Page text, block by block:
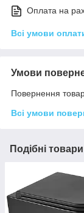
Оплата на
Всі умови
Умови
Повернення
Всі умови
Подібні